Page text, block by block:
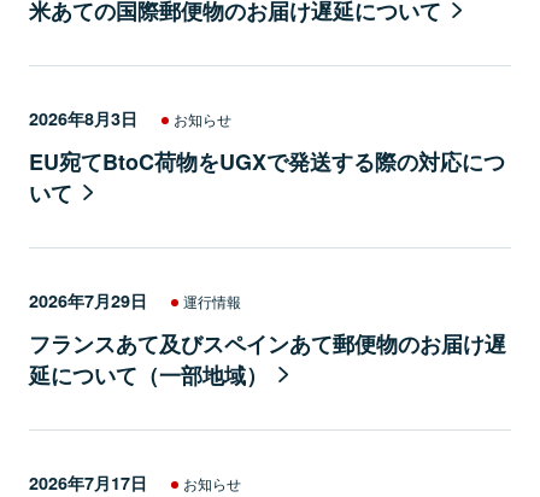
米あての国際郵便物のお届け遅延について
2026年8月3日 お知らせ
EU宛てBtoC荷物をUGXで発送する際の対応につ
いて
2026年7月29日 運行情報
フランスあて及びスペインあて郵便物のお届け遅
延について（一部地域）
2026年7月17日 お知らせ